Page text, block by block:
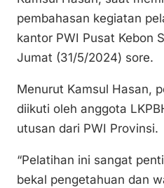
pembahasan kegiatan
kantor PWI Pusat Kebon
Jumat (31/5/2024) sore.
Menurut Kamsul Hasan,
diikuti oleh anggota
utusan dari PWI Provinsi.
“Pelatihan ini sangat
bekal pengetahuan dan